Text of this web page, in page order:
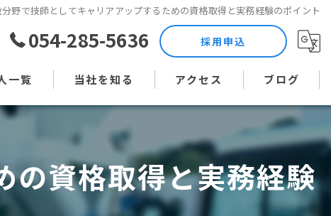
野で技師としてキャリアアップするための資格取得と実務経験のポイント
054-285-5636 採用申込
一覧 当社を知る
土木作業員
現場監督
アクセス ブログ
コラム
の資格取得と実務経験